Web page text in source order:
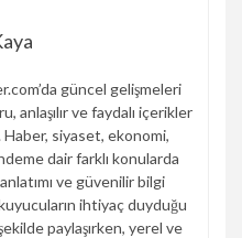
güncel gelişmeleri
anlaşılır ve faydalı içerikler
Haber, siyaset, ekonomi,
dair farklı konularda
ve güvenilir bilgi
ihtiyaç duyduğu
paylaşırken, yerel ve